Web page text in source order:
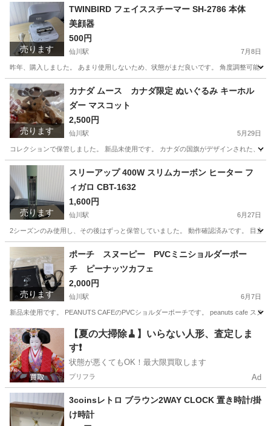
売ります
TWINBIRD フェイススチーマー SH-2786 本体
美顔器
500円
仙川駅 7月8日
昨年、購入しました。 あまり使用しないため、状態がまだ良いです。 角度調整可能
東京 調布市 仙川駅 美容家電
売ります
カナダ ムース カナダ限定 ぬいぐるみ キーホル
ダー マスコット
2,500円
仙川駅 5月29日
コレクションで保管しました。 新品未使用です。 カナダの国旗がデザインされた、
東京 調布市 仙川駅 おもちゃ カナダ
売ります
スリーアップ 400W スリムカーボン ヒーター フ
ィガロ CBT-1632
1,600円
仙川駅 6月27日
2シーズンのみ使用し、その後はずっと保管していました。 動作確認済みです。 目立
東京 調布市 仙川駅 季節、空調家電
売ります
ポーチ スヌーピー PVCミニショルダーポー
チ ピーナッツカフェ
2,000円
仙川駅 6月7日
新品未使用です。 PEANUTS CAFEのPVCショルダーポーチです。 peanuts cafe スヌ
東京 調布市 仙川駅 バッグ スヌーピー
【夏の大掃除🧹】いらない人形、査定しま
す❗️
状態が悪くてもOK！最大限買取します
プリフラ Ad
3coinsレトロ ブラウン2WAY CLOCK 置き時計/掛
け時計